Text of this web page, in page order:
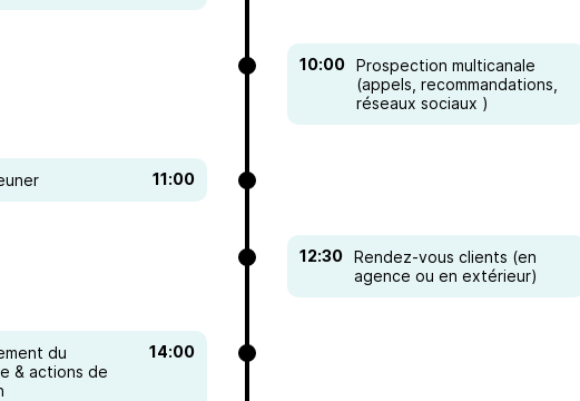
10:00
Prospection multicanale
(appels, recommandations,
réseaux sociaux )
11:00
12:30
Rendez-vous clients (en
agence ou en extérieur)
du
& actions de
14:00